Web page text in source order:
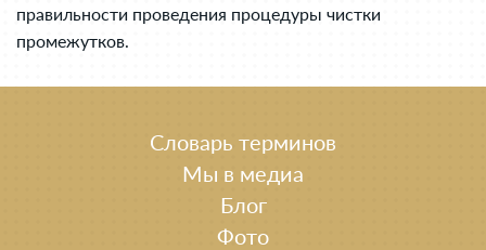
правильности проведения процедуры чистки
промежутков.
Словарь терминов
Мы в медиа
Блог
Фото